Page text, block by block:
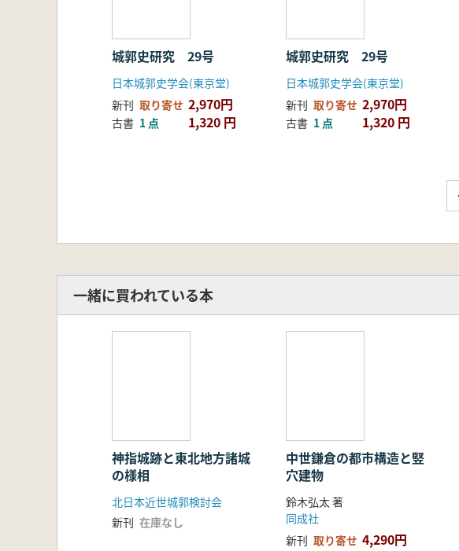
城郭史研究 29号
日本城郭史学会(東京堂)
新刊 取り寄せ 2,970円
古書 1 点 1,320 円
城郭史研究 29号
日本城郭史学会(東京堂)
新刊 取り寄せ 2,970円
古書 1 点 1,320 円
一緒に買われている本
神指城跡と東北地方諸城
の様相
北日本近世城郭検討会
新刊 在庫なし
中世鎌倉の都市構造と竪
穴建物
鈴木弘太 著
同成社
新刊 取り寄せ 4,290円